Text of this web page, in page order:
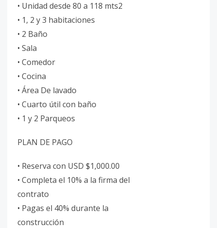
• Unidad desde 80 a 118 mts2
• 1, 2 y 3 habitaciones
• 2 Baño
• Sala
• Comedor
• Cocina
• Área De lavado
• Cuarto útil con baño
• 1 y 2 Parqueos
PLAN DE PAGO
• Reserva con USD $1,000.00
• Completa el 10% a la firma del
contrato
• Pagas el 40% durante la
construcción